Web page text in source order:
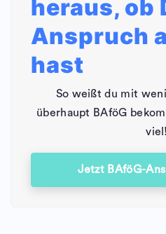
heraus, ob
Anspruch
hast
So weißt du mit
überhaupt BAföG
viel!
Jetzt BAföG-